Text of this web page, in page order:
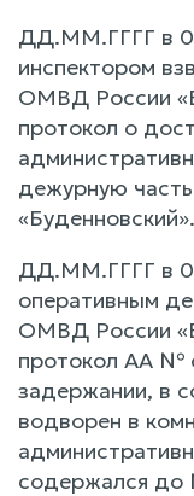
ДД.ММ.ГГГГ в
инспектором
ОМВД России
протокол о
дежурную
«Буденновский».
ДД.ММ.ГГГГ в
оперативным
ОМВД России
протокол АА №
задержании, в
водворен в
содержался